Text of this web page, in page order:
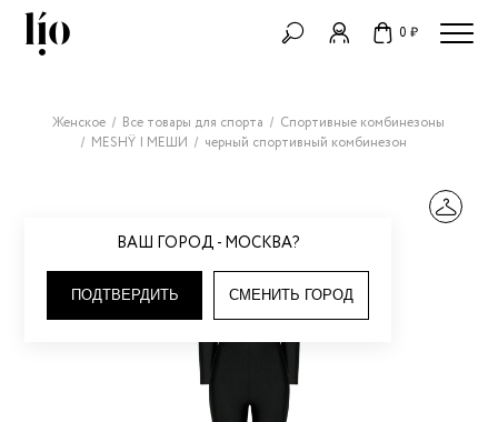
0 ₽
ВАШ ГОРОД - МОСКВА?
ПОДТВЕРДИТЬ СМЕНИТЬ ГОРОД
Женское Все товары для спорта
Спортивные комбинезоны
MESHŸ | МЕШИ
черный спортивный комбинезон